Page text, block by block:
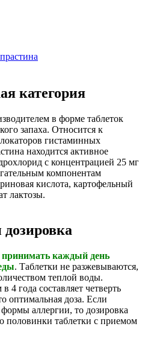
категория
в форме таблеток
запаха. Относится к
гистаминных
находится активное
с концентрацией 25 мг
компонентам
кислота, картофельный
лактозы.
принимать каждый день
. Таблетки не разжевываются,
теплой воды.
4 года составляет четверть
оптимальная доза. Если
аллергии, то дозировка
половинки таблетки с приемом